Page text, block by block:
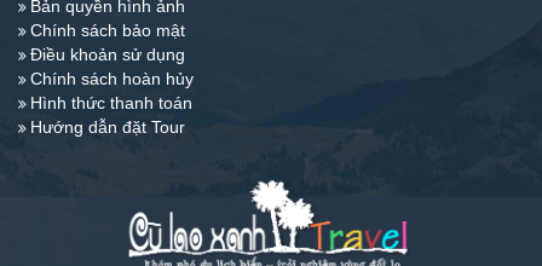
Bản quyền hình ảnh
Chính sách bảo mật
Điều khoản sử dụng
Chính sách hoàn hủy
Hình thức thanh toán
Hướng dẫn đặt Tour